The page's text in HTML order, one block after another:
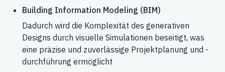
Building Information Modeling (BIM)
Dadurch wird die Komplexität des generativen
Designs durch visuelle Simulationen beseitigt, was
eine präzise und zuverlässige Projektplanung und -
durchführung ermöglicht